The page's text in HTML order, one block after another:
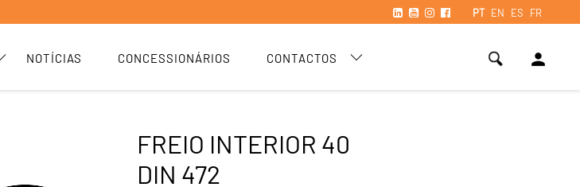
PT EN ES FR
NOTÍCIAS CONCESSIONÁRIOS CONTACTOS person
FREIO INTERIOR 40
DIN 472